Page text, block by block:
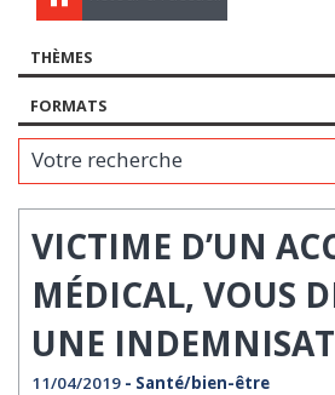
THÈMES
FORMATS
Votre recherche
VICTIME D’UN
MÉDICAL, VOUS
UNE
11/04/2019 - Santé/bien-être